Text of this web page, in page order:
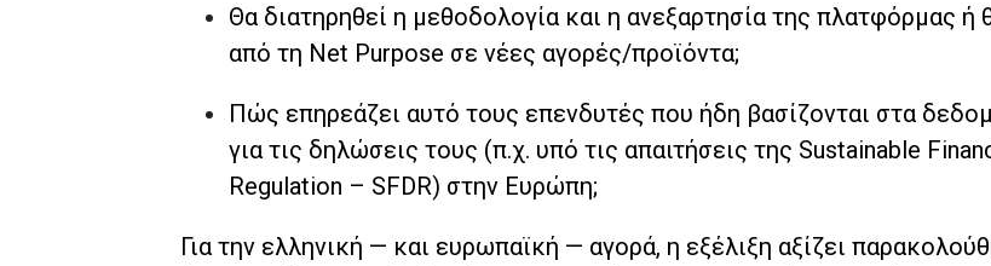
Θα διατηρηθεί η μεθοδολογία και η ανεξαρτησία της πλατφόρμας ή
από τη Net Purpose σε νέες αγορές/προϊόντα;
Πώς επηρεάζει αυτό τους επενδυτές που ήδη βασίζονται στα
για τις δηλώσεις τους (π.χ. υπό τις απαιτήσεις της Sustainable
Regulation – SFDR) στην Ευρώπη;
Για την ελληνική — και ευρωπαϊκή — αγορά, η εξέλιξη αξίζει